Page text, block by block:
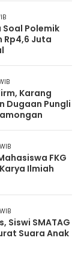
Soal Polemik
Rp4,6 Juta
Karang
Dugaan Pungli
FKG
Ilmiah
Siswi SMATAG
Suara Anak